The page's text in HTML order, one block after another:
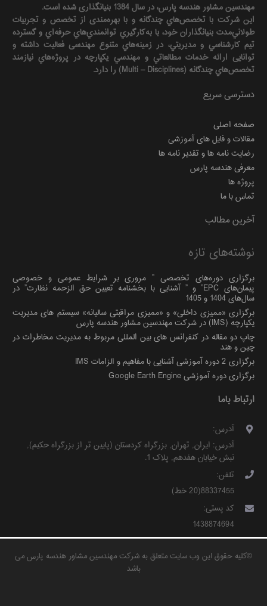
مهندسين مشاور هندسه‌ پارس، در سال 1384 بنیانگذاری شده است.
این شرکت با تخصص‌هاي چندگانه و با بهره‌مندی از تخصص و تجربيات
طولاني‌مدت بنيانگذاران خود، با به‌كارگيري توانمندي‌هاي حرفه‌اي و گسترده
تيم كارشناسي و مديريتي، در زمينه‌هاي متنوع مهندسی فعاليت داشته و
توانایی ارائه خدمات مطالعاتي و مهندسي يكپارچه در پروژه‌هاي نيازمند
تخصص‌هاي چندگانه (Multi – Disciplines) را دارد.
دسترسی سریع
صفحه اصلی
مقالات و فایل های آموزشی
رضایت نامه ها و تقدیر نامه ها
معرفی هندسه پارس
پروژه ها
تماس با ما
آخرین مطالب
نوشته‌های تازه
برگزاری دوره‌های تخصصی ” مروری بر شرایط عمومی و خصوصی
پیمان‌های EPC” و ” آشنایی با بخشنامه تعیین حق الزحمه نظارت” در
سال‌های 1404 و 1405
برگزاری «ممیزی داخلی» و «ممیزی مراقبتی سالیانه» سیستم های مدیریت
یکپارچه (IMS) در شرکت مهندسین مشاور هندسه پارس
چاپ دو مقاله در کنفرانس های بین المللی مربوط به مدیریت مخاطرات در
چین و هند
برگزاری 2 دوره آموزشی آشنایی با مفاهیم و الزامات IMS
برگزاری دوره آموزشی Google Earth Engine
ارتباط باما
آدرس:
آدرس: ایران, تهران, بزرگراه کردستان (پایین تر از بزرگراه حکیم),
نبش خیابان هفدهم, پلاک 1 .
تلفن:
88337455(20 خط)
کد پستی:
1438874694
©کلیه حقوق این وب سایت متعلق به شرکت مهندسین مشاور هندسه پارس می
باشد